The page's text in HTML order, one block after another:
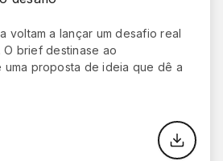
voltam a lançar um desafio real
brief destinase ao
proposta de ideia que dê a